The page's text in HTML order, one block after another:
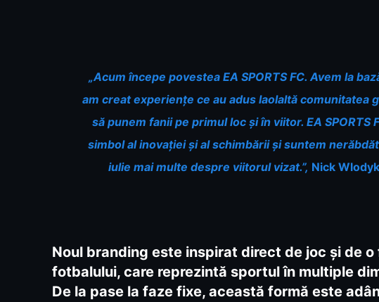
„Acum începe povestea EA SPORTS FC. Avem la
am creat experiențe ce au adus laolaltă comunitatea
să punem fanii pe primul loc și în viitor. EA SPORTS
simbol al inovației și al schimbării și suntem
iulie mai multe despre viitorul vizat.”, Nick
Noul branding este inspirat direct de joc și de
fotbalului, care reprezintă sportul în multiple
De la pase la faze fixe, această formă este